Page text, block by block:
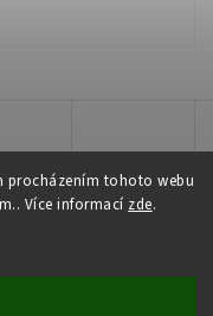
procházením tohoto webu
Více informací zde.
práva vyhrazena.